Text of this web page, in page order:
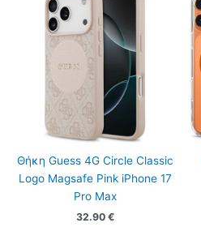
Θήκη Guess 4G Circle Classic
Logo Magsafe Pink iPhone 17
Pro Max
32.90 €